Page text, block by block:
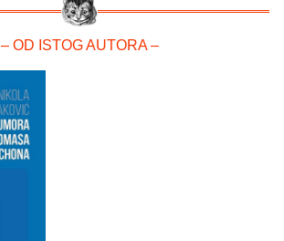
– OD ISTOG AUTORA –